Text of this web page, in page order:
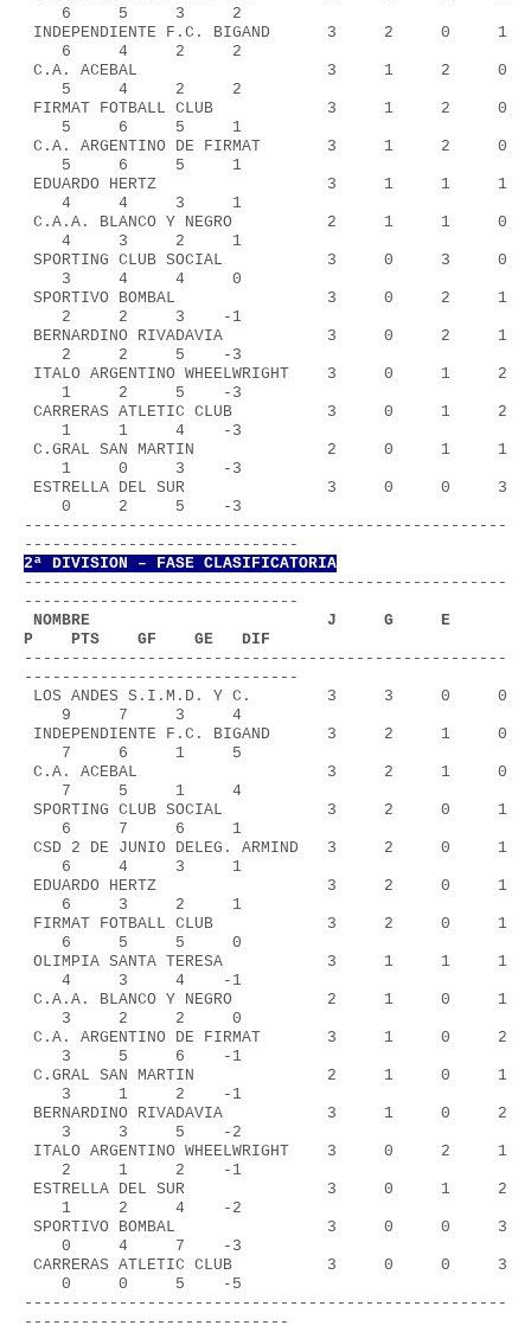
6     5     3     2
INDEPENDIENTE F.C. BIGAND      3     2     0     1
6     4     2     2
C.A. ACEBAL                    3     1     2     0
5     4     2     2
FIRMAT FOTBALL CLUB            3     1     2     0
5     6     5     1
C.A. ARGENTINO DE FIRMAT       3     1     2     0
5     6     5     1
EDUARDO HERTZ                  3     1     1     1
4     4     3     1
C.A.A. BLANCO Y NEGRO          2     1     1     0
4     3     2     1
SPORTING CLUB SOCIAL           3     0     3     0
3     4     4     0
SPORTIVO BOMBAL                3     0     2     1
2     2     3    -1
BERNARDINO RIVADAVIA           3     0     2     1
2     2     5    -3
ITALO ARGENTINO WHEELWRIGHT    3     0     1     2
1     2     5    -3
CARRERAS ATLETIC CLUB          3     0     1     2
1     1     4    -3
C.GRAL SAN MARTIN              2     0     1     1
1     0     3    -3
ESTRELLA DEL SUR               3     0     0     3
0     2     5    -3
---------------------------------------------------
-----------------------------
2ª DIVISION – FASE CLASIFICATORIA
---------------------------------------------------
-----------------------------
NOMBRE                         J     G     E
P    PTS    GF    GE   DIF
---------------------------------------------------
-----------------------------
LOS ANDES S.I.M.D. Y C.        3     3     0     0
9     7     3     4
INDEPENDIENTE F.C. BIGAND      3     2     1     0
7     6     1     5
C.A. ACEBAL                    3     2     1     0
7     5     1     4
SPORTING CLUB SOCIAL           3     2     0     1
6     7     6     1
CSD 2 DE JUNIO DELEG. ARMIND   3     2     0     1
6     4     3     1
EDUARDO HERTZ                  3     2     0     1
6     3     2     1
FIRMAT FOTBALL CLUB            3     2     0     1
6     5     5     0
OLIMPIA SANTA TERESA           3     1     1     1
4     3     4    -1
C.A.A. BLANCO Y NEGRO          2     1     0     1
3     2     2     0
C.A. ARGENTINO DE FIRMAT       3     1     0     2
3     5     6    -1
C.GRAL SAN MARTIN              2     1     0     1
3     1     2    -1
BERNARDINO RIVADAVIA           3     1     0     2
3     3     5    -2
ITALO ARGENTINO WHEELWRIGHT    3     0     2     1
2     1     2    -1
ESTRELLA DEL SUR               3     0     1     2
1     2     4    -2
SPORTIVO BOMBAL                3     0     0     3
0     4     7    -3
CARRERAS ATLETIC CLUB          3     0     0     3
0     0     5    -5
---------------------------------------------------
----------------------------